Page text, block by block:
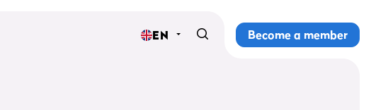
EN Become a member